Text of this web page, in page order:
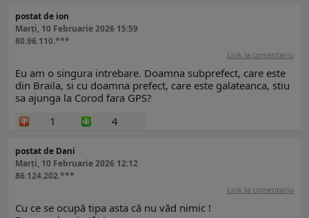
postat de ion
Marți, 10 Februarie 2026 15:59
80.96.110.***
Link la comentariu
Eu am o singura intrebare. Doamna subprefect, care este
din Braila, si cu doamna prefect, care este galateanca, stiu
sa ajunga la Corod fara GPS?
1
4
postat de Dani
Marți, 10 Februarie 2026 12:12
86.124.202.***
Link la comentariu
Cu ce se ocupă tipa asta că nu văd nimic !